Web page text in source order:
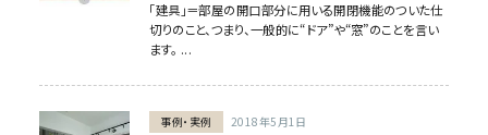
「建具」＝部屋の開口部分に用いる開閉機能のついた仕
切りのこと、つまり、一般的に“ドア”や“窓”のことを言い
ます。 ...
事例・実例 2018年5月1日